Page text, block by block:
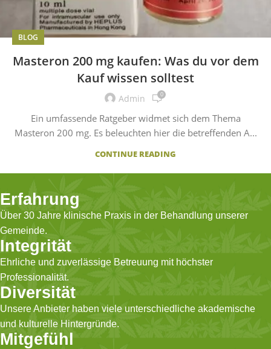
BLOG
Masteron 200 mg kaufen: Was du vor dem
Kauf wissen solltest
Admin 0
Ein umfassende Ratgeber widmet sich dem Thema
Masteron 200 mg. Es beleuchten hier die betreffenden A...
CONTINUE READING
Erfahrung
Über 30 Jahre klinische Praxis in der Behandlung unserer
Gemeinde.
Integrität
Ehrliche und zuverlässige Betreuung mit höchster
Professionalität.
Diversität
Unsere Anbieter haben viele unterschiedliche akademische
und kulturelle Hintergründe.
Mitgefühl